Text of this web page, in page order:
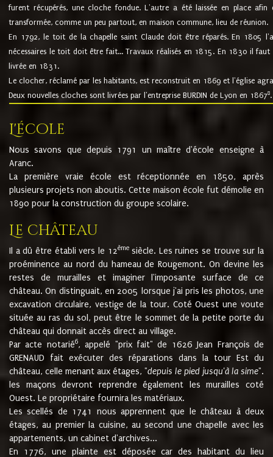
furent récupérés, une cloche fondue. L'autre a été laissée en place
transformée, comme un peu partout, en maison commune, lieu de réunion.
En 1792, le toit de la chapelle saint Claude doit être réparés. En 1805
nécessaires le toit doit être fait... Travaux réalisés en 1815. En 1830 il
livrée en 1831.
Le clocher, réclamé par les habitants, est reconstruit en 1869 et l'église
Deux nouvelles cloches sont livrées par l'entreprise BURDIN de Lyon en 18678.
L'école
Nous savons que depuis 1791 un maître d'école enseigne à
Aranc.
La première vraie école est réceptionnée en 1850, après
plusieurs projets non aboutis. Cette maison école fut démolie en
1890 pour la construction du groupe scolaire.
Le château
Il a dû être établi vers le 12èmesiècle. Les ruines se trouve sur la
proéminence au nord du hameau de Rougemont. On devine les
restes de murailles et imaginer l'imposante surface de ce
château. On distinguait, en 2005 lorsque j'ai pris les photos, une
excavation circulaire, vestige de la tour. Coté Ouest une voute
située au ras du sol, peut être le sommet de la petite porte du
château qui donnait accès direct au village.
Par acte notarié6, appelé "prix fait" de 1626 Jean François de
GRENAUD fait exécuter des réparations dans la tour Est du
château, celle menant aux étages, "depuis le pied jusqu'à la sime".
les maçons devront reprendre également les murailles coté
Ouest. Le propriétaire fournira les matériaux.
Les scellés de 1741 nous apprennent que le château à deux
étages, au premier la cuisine, au second une chapelle avec les
appartements, un cabinet d'archives...
En 1776, une plainte est déposée car des habitant du lieu